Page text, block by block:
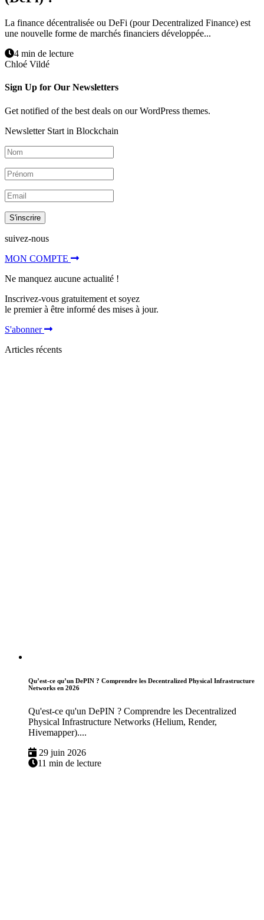
La finance décentralisée ou DeFi (pour Decentralized Finance) est
une nouvelle forme de marchés financiers développée...
4 min de lecture
Chloé Vildé
Sign Up for Our Newsletters
Get notified of the best deals on our WordPress themes.
Newsletter Start in Blockchain
S'inscrire
suivez-nous
MON COMPTE
Ne manquez aucune actualité !
Inscrivez-vous gratuitement et soyez
le premier à être informé des mises à jour.
S'abonner
Articles récents
Qu’est-ce qu’un DePIN ? Comprendre les Decentralized Physical Infrastructure
Networks en 2026
Qu'est-ce qu'un DePIN ? Comprendre les Decentralized
Physical Infrastructure Networks (Helium, Render,
Hivemapper)....
29 juin 2026
11 min de lecture